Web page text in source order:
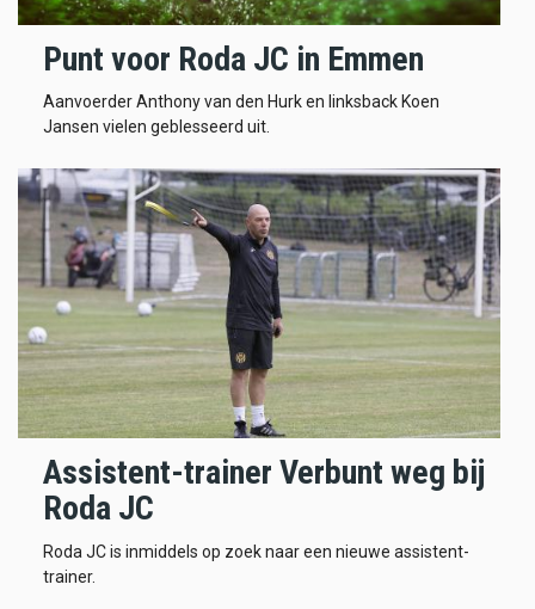
Punt voor Roda JC in Emmen
Aanvoerder Anthony van den Hurk en linksback Koen
Jansen vielen geblesseerd uit.
Assistent-trainer Verbunt weg bij
Roda JC
Roda JC is inmiddels op zoek naar een nieuwe assistent-
trainer.